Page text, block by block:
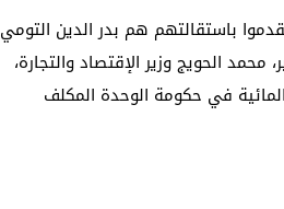
باستقالتهم هم بدر الدين التومي
الحويج وزير الإقتصاد والتجارة،
المائية في حكومة الوحدة المكلف